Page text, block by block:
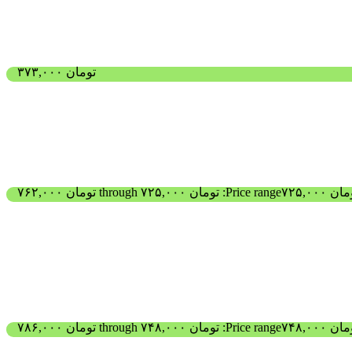
تومان
Price range: تومان ۷۲۵,۰۰۰ through تومان ۷۶۲,۰۰۰
Price range: تومان ۷۴۸,۰۰۰ through تومان ۷۸۶,۰۰۰